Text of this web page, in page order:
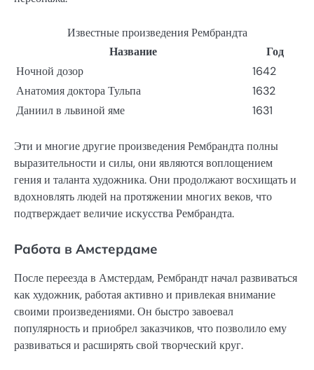
Известные произведения Рембрандта
Название
Год
Ночной дозор
1642
Анатомия доктора Тульпа
1632
Даниил в львиной яме
1631
Эти и многие другие произведения Рембрандта полны
выразительности и силы, они являются воплощением
гения и таланта художника. Они продолжают восхищать и
вдохновлять людей на протяжении многих веков, что
подтверждает величие искусства Рембрандта.
Работа в Амстердаме
После переезда в Амстердам, Рембрандт начал развиваться
как художник, работая активно и привлекая внимание
своими произведениями. Он быстро завоевал
популярность и приобрел заказчиков, что позволило ему
развиваться и расширять свой творческий круг.